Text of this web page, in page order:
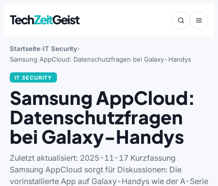
TechZeitGeist
Startseite IT Security
Samsung AppCloud: Datenschutzfragen bei Galaxy-Handys
IT SECURITY
Samsung AppCloud:
Datenschutzfragen
bei Galaxy-Handys
Zuletzt aktualisiert: 2025-11-17 Kurzfassung
Samsung AppCloud sorgt für Diskussionen: Die
vorinstallierte App auf Galaxy-Handys wie der A-Serie